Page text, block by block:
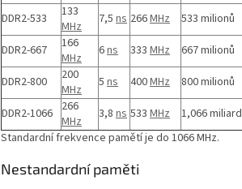
DDR2-533
133
MHz
7,5 ns 266MHz 533 milionů
DDR2-667
166
MHz
6ns 333 MHz 667 milionů
DDR2-800
200
MHz
5 ns 400MHz 800 milionů
DDR2-1066 266
MHz
3,8 ns 533 MHz 1,066 miliard
Standardní frekvence pamětí je do 1066 MHz.
Nestandardní paměti